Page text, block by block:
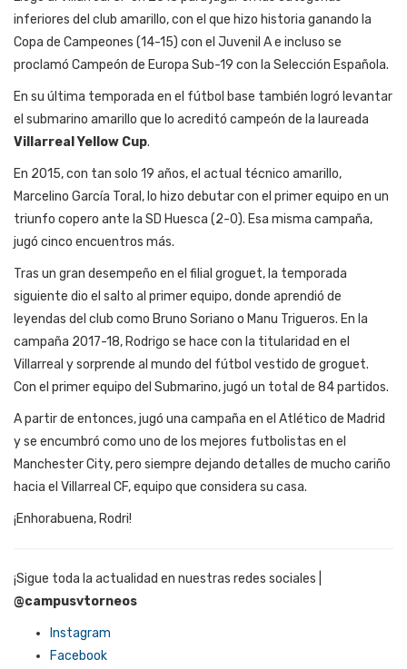
inferiores del club amarillo, con el que hizo historia ganando la
Copa de Campeones (14-15) con el Juvenil A e incluso se
proclamó Campeón de Europa Sub-19 con la Selección Española.
En su última temporada en el fútbol base también logró levantar
el submarino amarillo que lo acreditó campeón de la laureada
Villarreal Yellow Cup.
En 2015, con tan solo 19 años, el actual técnico amarillo,
Marcelino García Toral, lo hizo debutar con el primer equipo en un
triunfo copero ante la SD Huesca (2-0). Esa misma campaña,
jugó cinco encuentros más.
Tras un gran desempeño en el filial groguet, la temporada
siguiente dio el salto al primer equipo, donde aprendió de
leyendas del club como Bruno Soriano o Manu Trigueros. En la
campaña 2017-18, Rodrigo se hace con la titularidad en el
Villarreal y sorprende al mundo del fútbol vestido de groguet.
Con el primer equipo del Submarino, jugó un total de 84 partidos.
A partir de entonces, jugó una campaña en el Atlético de Madrid
y se encumbró como uno de los mejores futbolistas en el
Manchester City, pero siempre dejando detalles de mucho cariño
hacia el Villarreal CF, equipo que considera su casa.
¡Enhorabuena, Rodri!
¡Sigue toda la actualidad en nuestras redes sociales |
@campusvtorneos
Instagram
Facebook